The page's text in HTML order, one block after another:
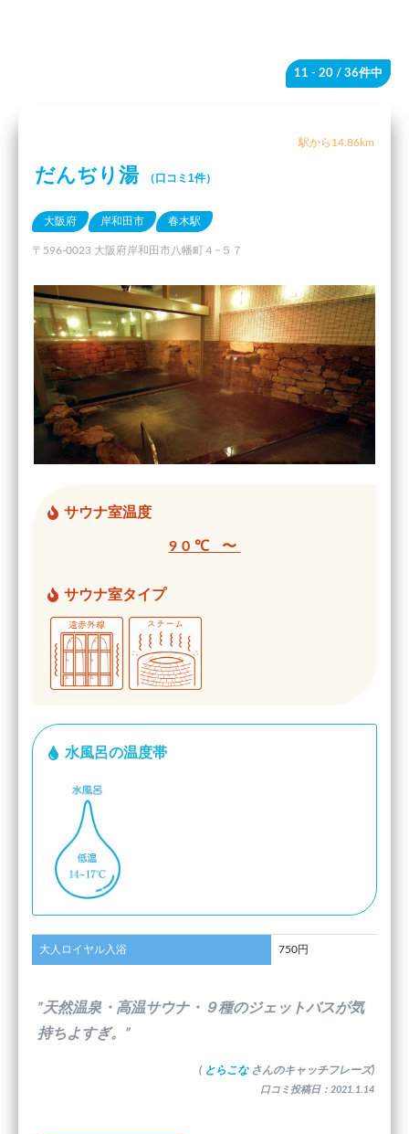
11 - 20 / 36件中
駅から14.86km
だんぢり湯 （口コミ1件）
大阪府 岸和田市 春木駅
〒596-0023 大阪府岸和田市八幡町４−５７
サウナ室温度
90℃ 〜
サウナ室タイプ
水風呂の温度帯
大人ロイヤル入浴 750円
”天然温泉・高温サウナ・９種のジェットバスが気
持ちよすぎ。”
( とらこな さんのキャッチフレーズ)
口コミ投稿日：2021.1.14